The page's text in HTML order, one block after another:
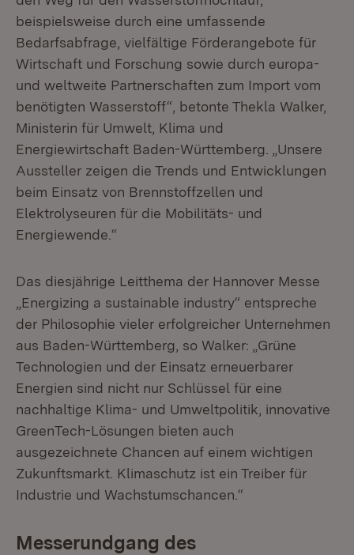
beispielsweise durch eine umfassende
Bedarfsabfrage, vielfältige Förderangebote für
Wirtschaft und Forschung sowie durch europa-
und weltweite Partnerschaften zum Import vom
benötigten Wasserstoff“, betonte Thekla Walker,
Ministerin für Umwelt, Klima und
Energiewirtschaft Baden-Württemberg. „Unsere
Aussteller zeigen die Trends und Entwicklungen
beim Einsatz von Brennstoffzellen und
Elektrolyseuren für die Mobilitäts- und
Energiewende.“
Das diesjährige Leitthema der Hannover Messe
„Energizing a sustainable industry“ entspreche
der Philosophie vieler erfolgreicher Unternehmen
aus Baden-Württemberg, so Walker: „Grüne
Technologien und der Einsatz erneuerbarer
Energien sind nicht nur Schlüssel für eine
nachhaltige Klima- und Umweltpolitik, innovative
GreenTech-Lösungen bieten auch
ausgezeichnete Chancen auf einem wichtigen
Zukunftsmarkt. Klimaschutz ist ein Treiber für
Industrie und Wachstumschancen.“
Messerundgang des